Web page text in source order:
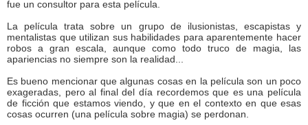
fue un consultor para esta película.
La película trata sobre un grupo de ilusionistas, escapistas y
mentalistas que utilizan sus habilidades para aparentemente hacer
robos a gran escala, aunque como todo truco de magia, las
apariencias no siempre son la realidad...
Es bueno mencionar que algunas cosas en la película son un poco
exageradas, pero al final del día recordemos que es una película
de ficción que estamos viendo, y que en el contexto en que esas
cosas ocurren (una película sobre magia) se perdonan.